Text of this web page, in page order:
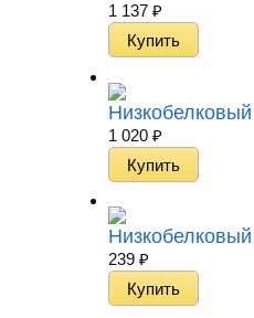
1 137 ₽
1 020 ₽
239 ₽